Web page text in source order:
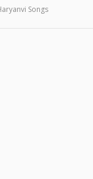
Songs